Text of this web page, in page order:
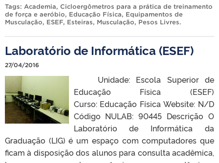
Tags: Academia, Cicloergômetros para a prática de treinamento
de força e aeróbio, Educação Física, Equipamentos de
Musculação, ESEF, Esteiras, Musculação, Pesos Livres.
Laboratório de Informática (ESEF)
27/04/2016
Unidade: Escola Superior de
Educação Física (ESEF)
Curso: Educação Física Website: N/D
Código NULAB: 90445 Descrição O
Laboratório de Informática da
Graduação (LIG) é um espaço com computadores que
ficam à disposição dos alunos para consulta acadêmica,